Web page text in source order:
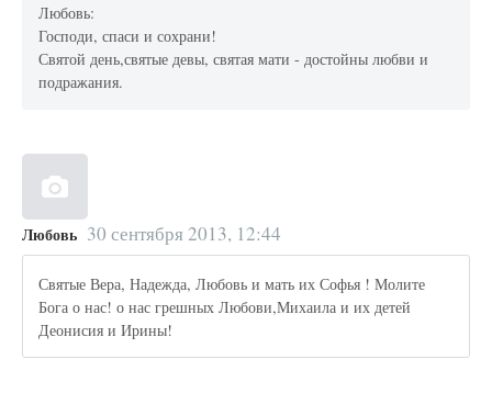
Любовь:
Господи, спаси и сохрани!
Святой день,святые девы, святая мати - достойны любви и
подражания.
Любовь 30 сентября 2013, 12:44
Святые Вера, Надежда, Любовь и мать их Софья ! Молите
Бога о нас! о нас грешных Любови,Михаила и их детей
Деонисия и Ирины!